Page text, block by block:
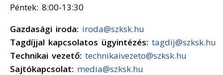
Péntek: 8:00-13:30
Gazdasági iroda: iroda@szksk.hu
Tagdíjjal kapcsolatos ügyintézés: tagdij@szksk.hu
Technikai vezető: technikaivezeto@szksk.hu
Sajtókapcsolat: media@szksk.hu